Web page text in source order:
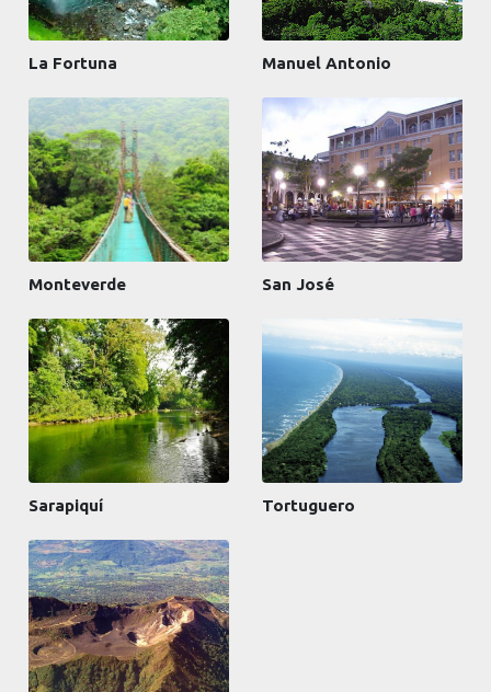
La Fortuna Manuel Antonio
Monteverde San José
Sarapiquí Tortuguero